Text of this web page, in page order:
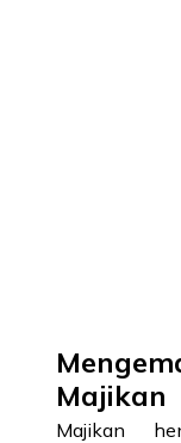
Majikan
Majikan